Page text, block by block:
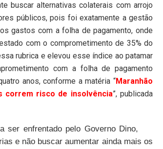
buscar alternativas colaterais com arrojo
públicos, pois foi exatamente a gestão
gastos com a folha de pagamento, onde
com o comprometimento de 35% do
rubrica e elevou esse índice ao patamar
com a folha de pagamento
anos, conforme a matéria “Maranhão
correm risco de insolvência”, publicada
ser enfrentado pelo Governo Dino,
e não buscar aumentar ainda mais os